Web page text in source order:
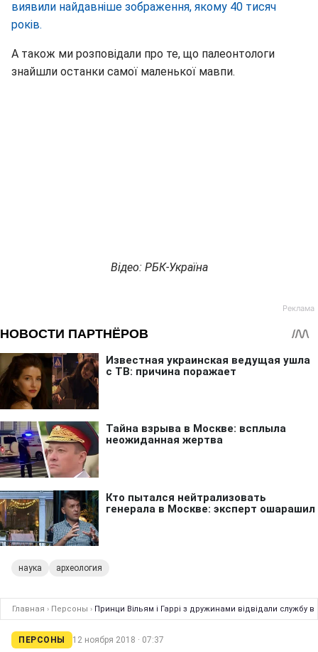
виявили найдавніше зображення, якому 40 тисяч
років.
А також ми розповідали про те, що палеонтологи
знайшли останки самої маленької мавпи.
Відео: РБК-Україна
наука археология
Главная › Персоны › Принци Вільям і Гаррі з дружинами відвідали службу в
ПЕРСОНЫ 12 ноября 2018 · 07:37